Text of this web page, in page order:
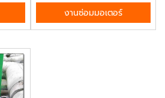
งานซ่อมมอเตอร์